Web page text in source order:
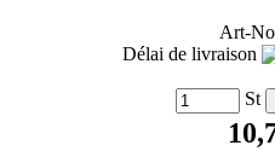
Art-
Délai de livraison
St